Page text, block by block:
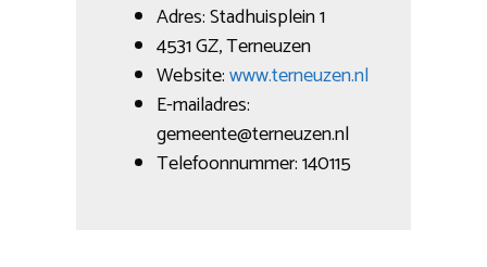
Adres: Stadhuisplein 1
4531 GZ, Terneuzen
Website:www.terneuzen.nl
E-mailadres:
gemeente@terneuzen.nl
Telefoonnummer: 140115